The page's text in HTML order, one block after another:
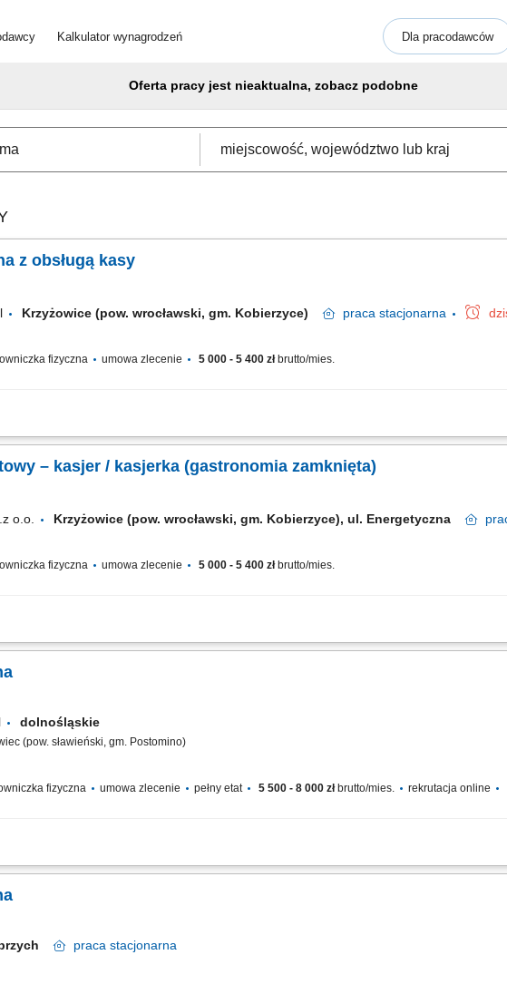
Kalkulator wynagrodzeń Dla pracodawców
Oferta pracy jest nieaktualna, zobacz podobne
z obsługą kasy
Krzyżowice (pow. wrocławski, gm. Kobierzyce) praca stacjonarna
fizyczna umowa zlecenie 5 000 - 5 400 złbrutto/mies.
gości, w tym bezpośrednie wydawanie gotowych posiłków na linii serwisu. Ewidencjonowanie
– kasjer / kasjerka (gastronomia zamknięta)
o.o. Krzyżowice (pow. wrocławski, gm. Kobierzyce), ul. Energetyczna
fizyczna umowa zlecenie 5 000 - 5 400 złbrutto/mies.
kasy fiskalnej Przygotowywanie kanapek, surówek, deserów, sosów itp. Zmywanie naczyń
dolnośląskie
(pow. sławieński, gm. Postomino)
fizyczna umowa zlecenie pełny etat 5 500 - 8 000 złbrutto/mies. rekrutacja online
przestrzeganie HACCP, utrzymanie czystości i higieny w miejscu pracy, zmywanie naczyń.
praca stacjonarna